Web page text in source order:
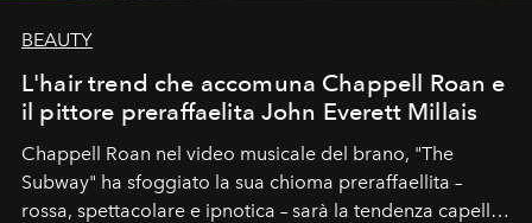
BEAUTY
L'hair trend che accomuna Chappell Roan e
il pittore preraffaelita John Everett Millais
Chappell Roan nel video musicale del brano, "The
Subway" ha sfoggiato la sua chioma preraffaellita –
rossa, spettacolare e ipnotica – sarà la tendenza capelli